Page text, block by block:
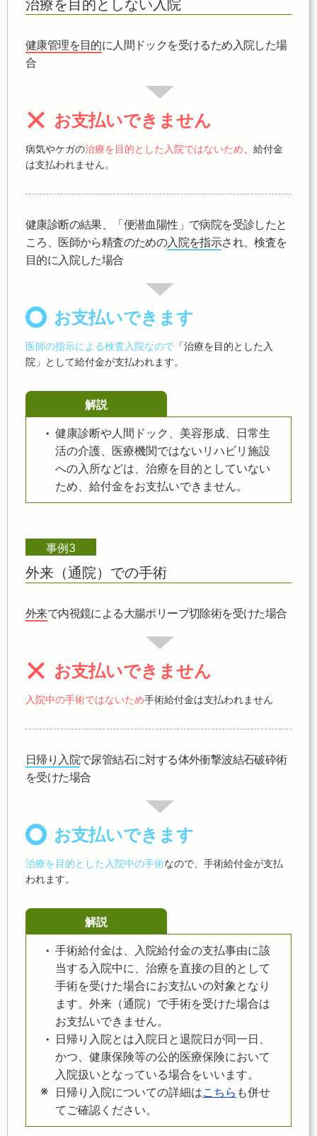
治療を目的としない入院
健康管理を目的に人間ドックを受けるため入院した場
合
お支払いできません
病気やケガの治療を目的とした入院ではないため 、給付金
は支払われません。
健康診断の結果、「便潜血陽性」で病院を受診したと
ころ、医師から精査のための入院を指示され、検査を
目的に入院した場合
お支払いできます
医師の指示による検査入院なので 「治療を目的とした入
院」として給付金が支払われます。
解説
健康診断や人間ドック、美容形成、日常生
活の介護、医療機関ではないリハビリ施設
への入所などは、治療を目的としていない
ため、給付金をお支払いできません。
事例3
外来（通院）での手術
外来で内視鏡による大腸ポリープ切除術を受けた場合
お支払いできません
入院中の手術ではないため手術給付金は支払われません
日帰り入院で尿管結石に対する体外衝撃波結石破砕術
を受けた場合
お支払いできます
治療を目的とした入院中の手術なので、手術給付金が支払
われます。
解説
手術給付金は、入院給付金の支払事由に該
当する入院中に、治療を直接の目的として
手術を受けた場合にお支払いの対象となり
ます。外来（通院）で手術を受けた場合は
お支払いできません。
日帰り入院とは入院日と退院日が同一日、
かつ、健康保険等の公的医療保険において
入院扱いとなっている場合をいいます。
日帰り入院についての詳細はこちら も併せ
てご確認ください。